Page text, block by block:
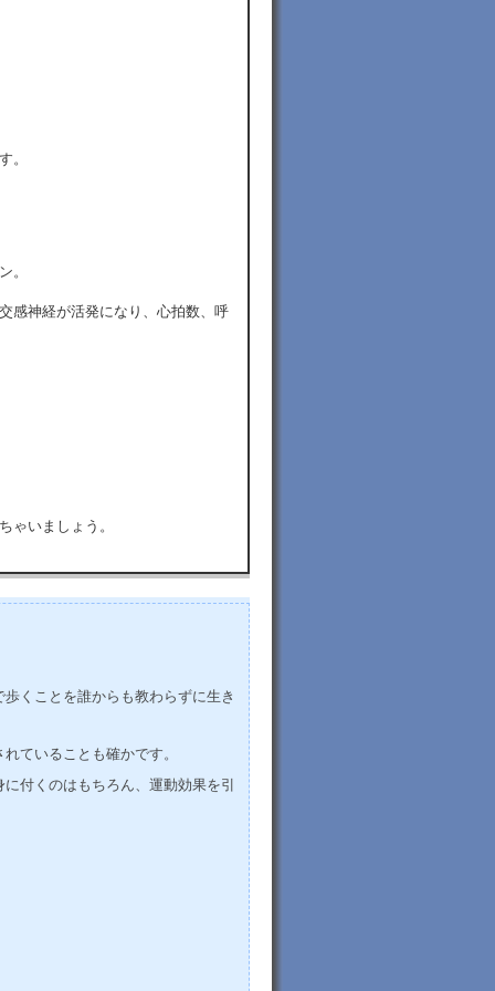
。
。
感神経が活発になり、心拍数、呼
ゃいましょう。
くことを誰からも教わらずに生き
ていることも確かです。
付くのはもちろん、運動効果を引